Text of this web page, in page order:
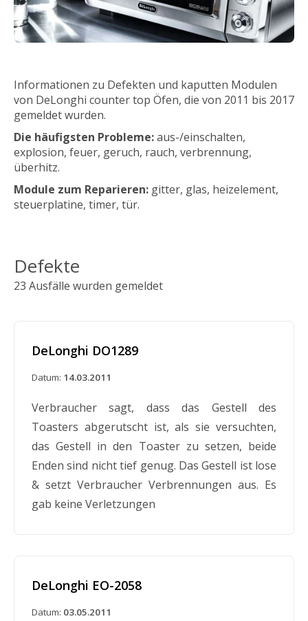
Informationen zu Defekten und kaputten Modulen
von DeLonghi counter top Öfen, die von 2011 bis 2017
gemeldet wurden.
Die häufigsten Probleme:aus-/einschalten,
explosion, feuer, geruch, rauch, verbrennung,
überhitz.
Module zum Reparieren: gitter, glas, heizelement,
steuerplatine, timer, tür.
Defekte
23 Ausfälle wurden gemeldet
DeLonghi DO1289
Datum: 14.03.2011
Verbraucher sagt, dass das Gestell des
Toasters abgerutscht ist, als sie versuchten,
das Gestell in den Toaster zu setzen, beide
Enden sind nicht tief genug. Das Gestell ist lose
& setzt Verbraucher Verbrennungen aus. Es
gab keine Verletzungen
DeLonghi EO-2058
Datum: 03.05.2011